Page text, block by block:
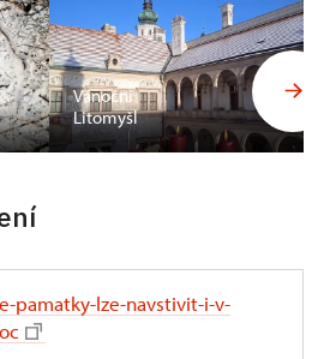
Vánoční
Litomyšl
pamatky-lze-navstivit-i-v-